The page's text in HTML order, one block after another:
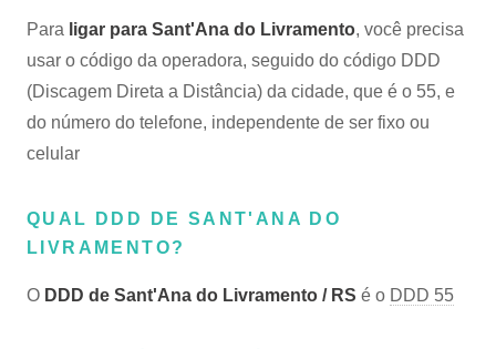
Para ligar para Sant'Ana do Livramento, você precisa
usar o código da operadora, seguido do código DDD
(Discagem Direta a Distância) da cidade, que é o 55, e
do número do telefone, independente de ser fixo ou
celular
QUAL DDD DE SANT'ANA DO
LIVRAMENTO?
O DDD de Sant'Ana do Livramento / RS é o DDD 55